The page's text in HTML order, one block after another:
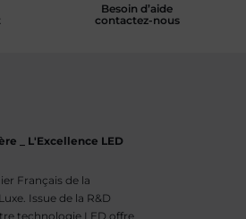
Besoin d’aide
contactez-nous
_ L'Excellence LED
Français de la
Issue de la R&D
technologie LED offre